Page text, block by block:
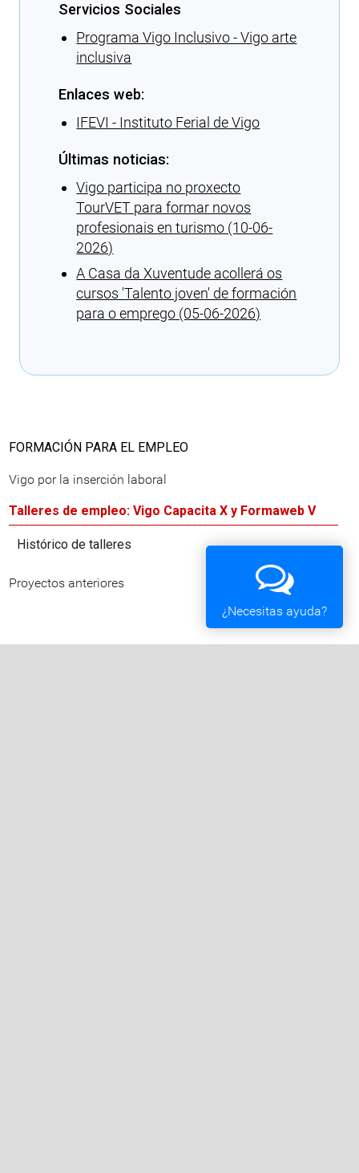
Servicios Sociales
Programa Vigo Inclusivo - Vigo arte
inclusiva
Enlaces web:
IFEVI - Instituto Ferial de Vigo
Últimas noticias:
Vigo participa no proxecto
TourVET para formar novos
profesionais en turismo (10-06-
2026)
A Casa da Xuventude acollerá os
cursos 'Talento joven' de formación
para o emprego (05-06-2026)
FORMACIÓN PARA EL EMPLEO
Vigo por la inserción laboral
Talleres de empleo: Vigo Capacita X y Formaweb V
Histórico de talleres
Proyectos anteriores
¿Necesitas ayuda?